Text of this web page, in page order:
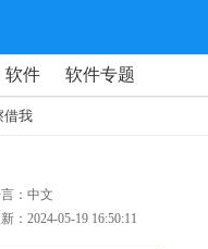
软件 软件专题
借我
：中文
：2024-05-19 16:50:11